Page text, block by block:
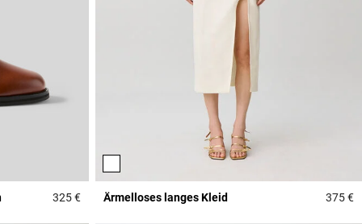
325 €3,4 out of 5 Customer Rating
Ärmelloses langes Kleid 375 €4